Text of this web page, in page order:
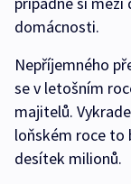
domácnosti.
Nepříjemného
se v letošním
majitelů.
loňském roce to
desítek milionů.